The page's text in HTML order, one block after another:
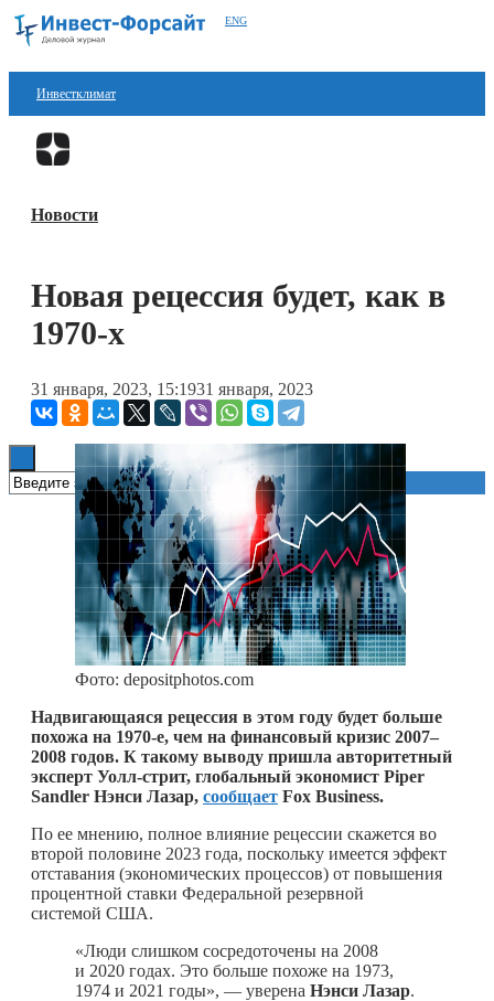
ENG
Инвестклимат
Финансы
Блокчейн
Книги
Новости
Новая рецессия будет, как в
1970-х
31 января, 2023, 15:1931 января, 2023
Фото: depositphotos.com
Надвигающаяся рецессия в этом году будет больше
похожа на 1970-е, чем на финансовый кризис 2007–
2008 годов. К такому выводу пришла авторитетный
эксперт Уолл-стрит, глобальный экономист Piper
Sandler Нэнси Лазар, сообщает Fox Business.
По ее мнению, полное влияние рецессии скажется во
второй половине 2023 года, поскольку имеется эффект
отставания (экономических процессов) от повышения
процентной ставки Федеральной резервной
системой США.
«Люди слишком сосредоточены на 2008
и 2020 годах. Это больше похоже на 1973,
1974 и 2021 годы», — уверена Нэнси Лазар.